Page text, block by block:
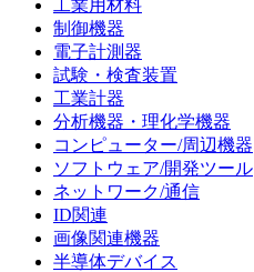
工業用材料
制御機器
電子計測器
試験・検査装置
工業計器
分析機器・理化学機器
コンピューター/周辺機器
ソフトウェア/開発ツール
ネットワーク/通信
ID関連
画像関連機器
半導体デバイス